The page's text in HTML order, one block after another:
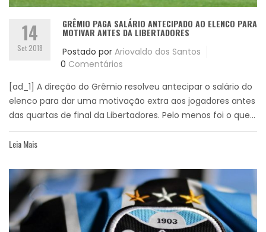
14
Set 2018
GRÊMIO PAGA SALÁRIO ANTECIPADO AO ELENCO PARA
MOTIVAR ANTES DA LIBERTADORES
Postado por Ariovaldo dos Santos
0 Comentários
[ad_1] A direção do Grêmio resolveu antecipar o salário do
elenco para dar uma motivação extra aos jogadores antes
das quartas de final da Libertadores. Pelo menos foi o que...
Leia Mais